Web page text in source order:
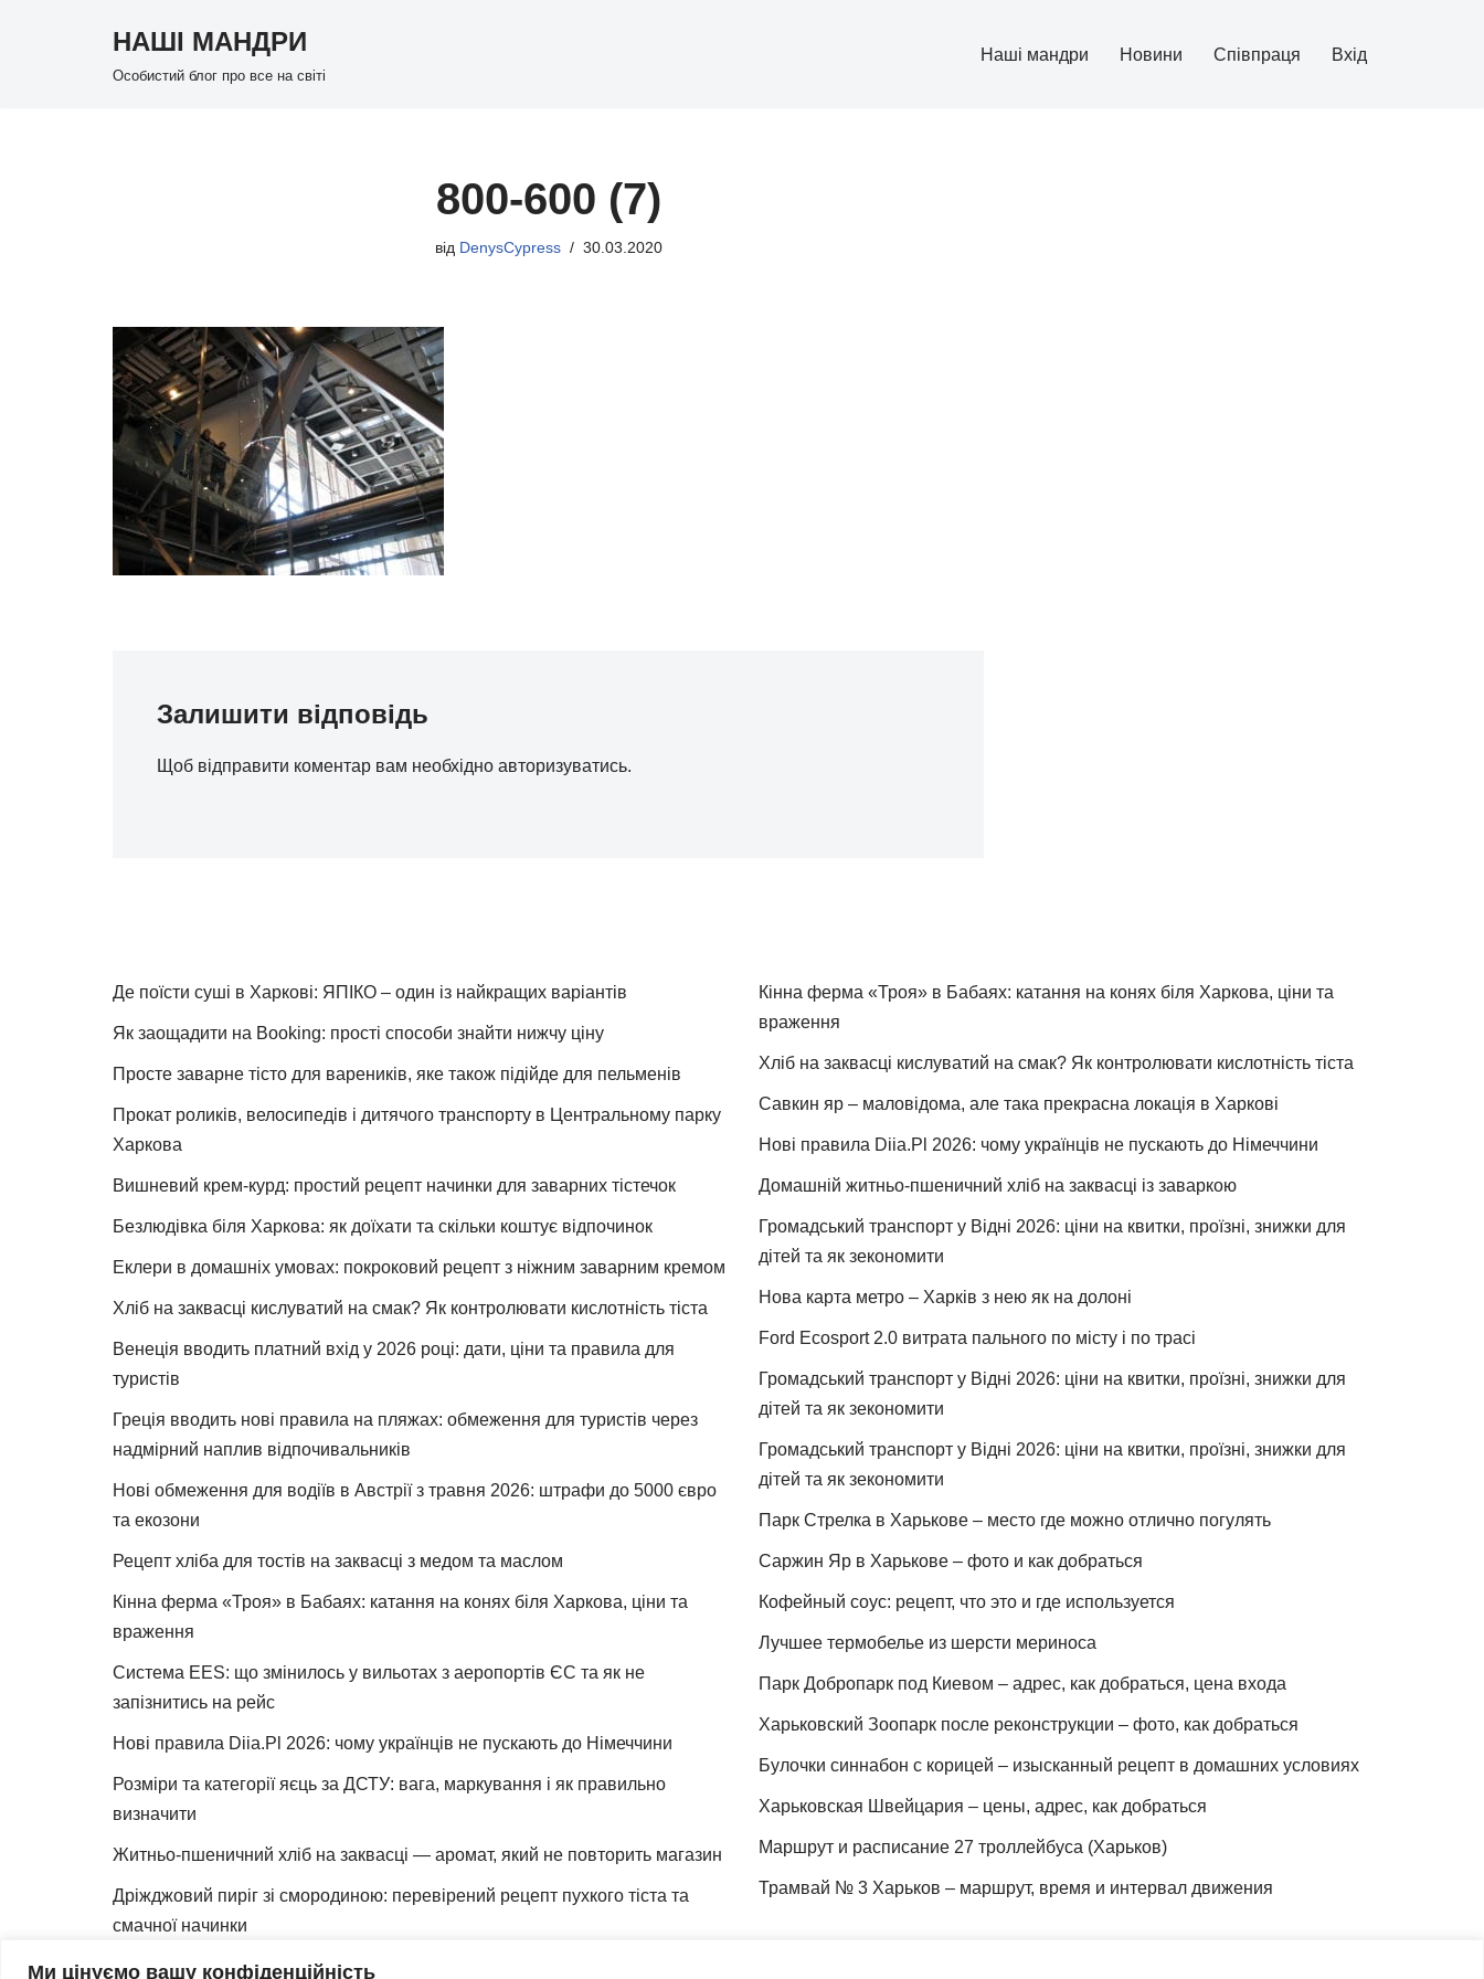
Ми цінуємо вашу конфіденційність
НАШІ МАНДРИ
Особистий блог про все на світі
Наші мандри Новини Співпраця Вхід
800-600 (7)
від DenysCypress 30.03.2020
Залишити відповідь
Щоб відправити коментар вам необхідно авторизуватись.
Де поїсти суші в Харкові: ЯПІКО – один із найкращих варіантів
Як заощадити на Booking: прості способи знайти нижчу ціну
Просте заварне тісто для вареників, яке також підійде для пельменів
Прокат роликів, велосипедів і дитячого транспорту в Центральному парку
Харкова
Вишневий крем-курд: простий рецепт начинки для заварних тістечок
Безлюдівка біля Харкова: як доїхати та скільки коштує відпочинок
Еклери в домашніх умовах: покроковий рецепт з ніжним заварним кремом
Хліб на заквасці кислуватий на смак? Як контролювати кислотність тіста
Венеція вводить платний вхід у 2026 році: дати, ціни та правила для
туристів
Греція вводить нові правила на пляжах: обмеження для туристів через
надмірний наплив відпочивальників
Нові обмеження для водіїв в Австрії з травня 2026: штрафи до 5000 євро
та екозони
Рецепт хліба для тостів на заквасці з медом та маслом
Кінна ферма «Троя» в Бабаях: катання на конях біля Харкова, ціни та
враження
Система EES: що змінилось у вильотах з аеропортів ЄС та як не
запізнитись на рейс
Нові правила Diia.Pl 2026: чому українців не пускають до Німеччини
Розміри та категорії яєць за ДСТУ: вага, маркування і як правильно
визначити
Житньо-пшеничний хліб на заквасці — аромат, який не повторить магазин
Дріжджовий пиріг зі смородиною: перевірений рецепт пухкого тіста та
смачної начинки
Як зробити закваску для хліба вдома
Кінна ферма «Троя» в Бабаях: катання на конях біля Харкова, ціни та
враження
Хліб на заквасці кислуватий на смак? Як контролювати кислотність тіста
Савкин яр – маловідома, але така прекрасна локація в Харкові
Нові правила Diia.Pl 2026: чому українців не пускають до Німеччини
Домашній житньо-пшеничний хліб на заквасці із заваркою
Громадський транспорт у Відні 2026: ціни на квитки, проїзні, знижки для
дітей та як зекономити
Нова карта метро – Харків з нею як на долоні
Ford Ecosport 2.0 витрата пального по місту і по трасі
Громадський транспорт у Відні 2026: ціни на квитки, проїзні, знижки для
дітей та як зекономити
Громадський транспорт у Відні 2026: ціни на квитки, проїзні, знижки для
дітей та як зекономити
Парк Стрелка в Харькове – место где можно отлично погулять
Саржин Яр в Харькове – фото и как добраться
Кофейный соус: рецепт, что это и где используется
Лучшее термобелье из шерсти мериноса
Парк Добропарк под Киевом – адрес, как добраться, цена входа
Харьковский Зоопарк после реконструкции – фото, как добраться
Булочки синнабон с корицей – изысканный рецепт в домашних условиях
Харьковская Швейцария – цены, адрес, как добраться
Маршрут и расписание 27 троллейбуса (Харьков)
Трамвай № 3 Харьков – маршрут, время и интервал движения